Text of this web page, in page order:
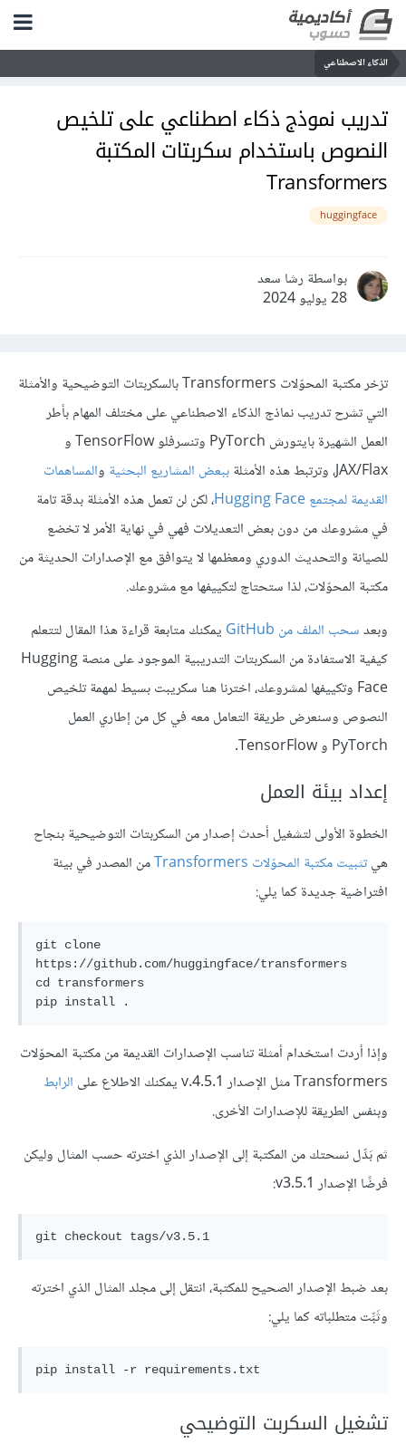
الذكاء الاصطناعي
تدريب نموذج ذكاء اصطناعي على تلخيص
النصوص باستخدام سكربتات المكتبة
Transformers
huggingface
بواسطة رشا سعد
28 يوليو 2024
تزخر مكتبة المحوّلات Transformers بالسكربتات التوضيحية والأمثلة
التي تشرح تدريب نماذج الذكاء الاصطناعي على مختلف المهام بأطر
العمل الشهيرة بايتورش PyTorch وتنسرفلو TensorFlow و
JAX/Flax، وترتبط هذه الأمثلة
ببعض المشاريع البحثية والمساهمات
القديمة لمجتمع Hugging Face
، لكن لن تعمل هذه الأمثلة بدقة تامة
في مشروعك من دون بعض التعديلات فهي في نهاية الأمر لا تخضع
للصيانة والتحديث الدوري ومعظمها لا يتوافق مع الإصدارات الحديثة من
مكتبة المحوّلات، لذا ستحتاج لتكييفها مع مشروعك.
وبعدسحب الملف من GitHub
يمكنك متابعة قراءة هذا المقال لتتعلم
كيفية الاستفادة من السكربتات التدريبية الموجود على منصة Hugging
Face وتكييفها لمشروعك، اخترنا هنا سكريبت بسيط لمهمة تلخيص
النصوص وسنعرض طريقة التعامل معه في كل من إطاري العمل
PyTorch و TensorFlow.
إعداد بيئة العمل
الخطوة الأولى لتشغيل أحدث إصدار من السكربتات التوضيحية بنجاح
هيتثبيت مكتبة المحوّلات Transformers
من المصدر في بيئة
افتراضية جديدة كما يلي:
git clone
https://github.com/huggingface/transformers
cd transformers
وإذا أردت استخدام أمثلة تناسب الإصدارات القديمة من مكتبة المحوّلات
Transformers مثل الإصدار v.4.5.1 يمكنك الاطلاع على
الرابط
وبنفس الطريقة للإصدارات الأخرى.
ثم بَدِّل نسحتك من المكتبة إلى الإصدار الذي اخترته حسب المثال وليكن
فرضًا الإصدار v3.5.1:
بعد ضبط الإصدار الصحيح للمكتبة، انتقل إلى مجلد المثال الذي اخترته
وثَبِّت متطلباته كما يلي:
تشغيل السكربت التوضيحي